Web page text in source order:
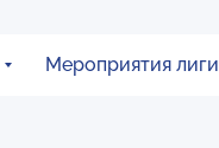
Мероприятия лиги